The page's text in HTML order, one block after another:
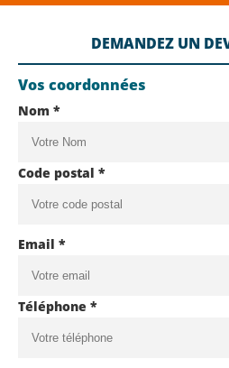
DEMANDEZ UN
Vos coordonnées
Nom *
Code postal *
Email *
Téléphone *